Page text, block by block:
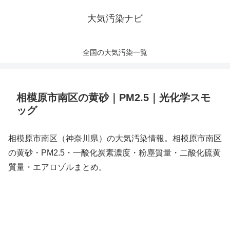
大気汚染ナビ
全国の大気汚染一覧
相模原市南区の黄砂｜PM2.5｜光化学スモ
ッグ
相模原市南区（神奈川県）の大気汚染情報。相模原市南区
の黄砂・PM2.5・一酸化炭素濃度・粉塵質量・二酸化硫黄
質量・エアロゾルまとめ。